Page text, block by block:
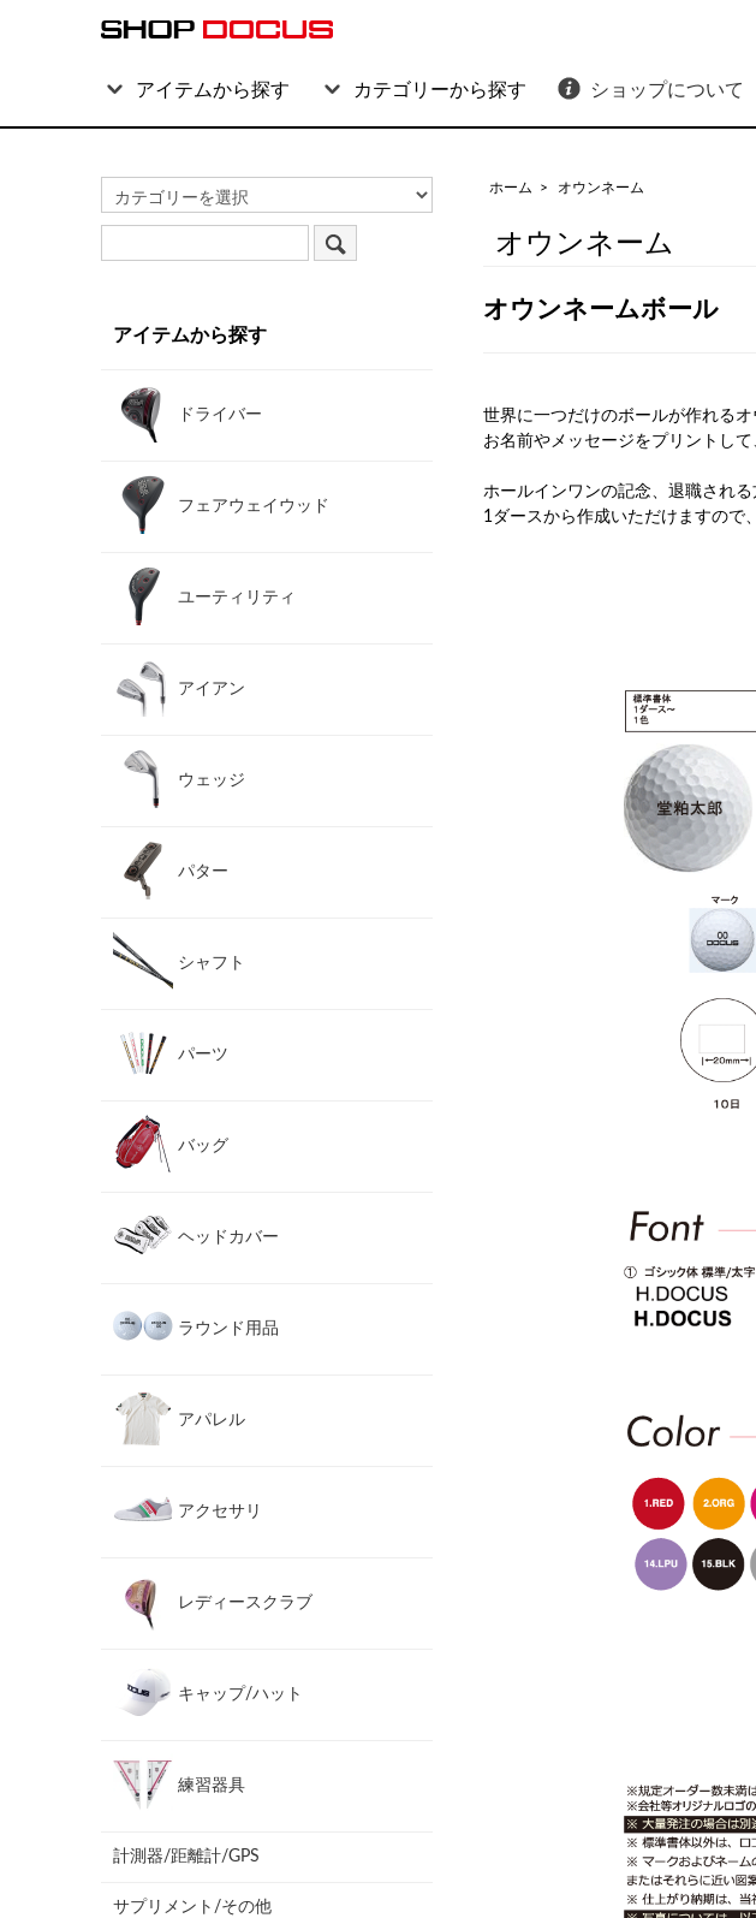
アイテムから探す カテゴリーから探す ショップについて
ホーム > オウンネーム
オウンネーム
オウンネームボール
世界に一つだけのボールが作れるオ
お名前やメッセージをプリントし
ホールインワンの記念、退職され
1ダースから作成いただけますので
アイテムから探す
ドライバー
フェアウェイウッド
ユーティリティ
アイアン
ウェッジ
パター
シャフト
パーツ
バッグ
ヘッドカバー
ラウンド用品
アパレル
アクセサリ
レディースクラブ
キャップ/ハット
練習器具
計測器/距離計/GPS
サプリメント/その他